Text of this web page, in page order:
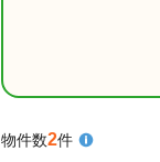
物件数2件